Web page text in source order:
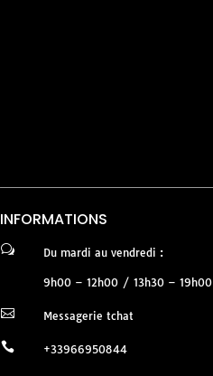
INFORMATIONS
w Du mardi au vendredi :
9h00 – 12h00 / 13h30 – 19h00
 Messagerie tchat
 +33966950844